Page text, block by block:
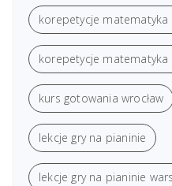
korepetycje matematyka
korepetycje matematyka
kurs gotowania wrocław
lekcje gry na pianinie
lekcje gry na pianinie